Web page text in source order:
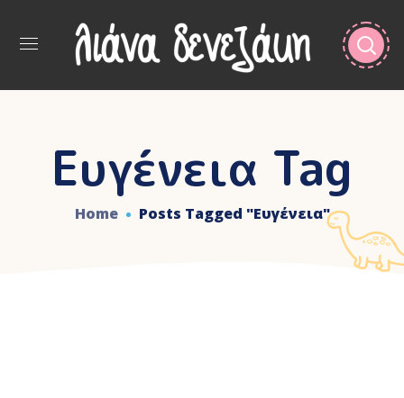
Ευγένεια Tag
Home Posts Tagged "ευγένεια"